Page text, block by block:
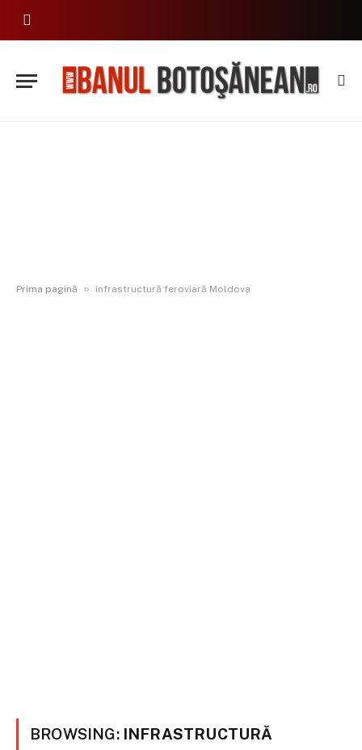
Prima pagină » infrastructură feroviară Moldova
BROWSING: INFRASTRUCTURĂ